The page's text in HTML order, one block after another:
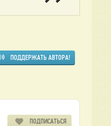
ПОДДЕРЖАТЬ АВТОРА!
ПОДПИСАТЬСЯ